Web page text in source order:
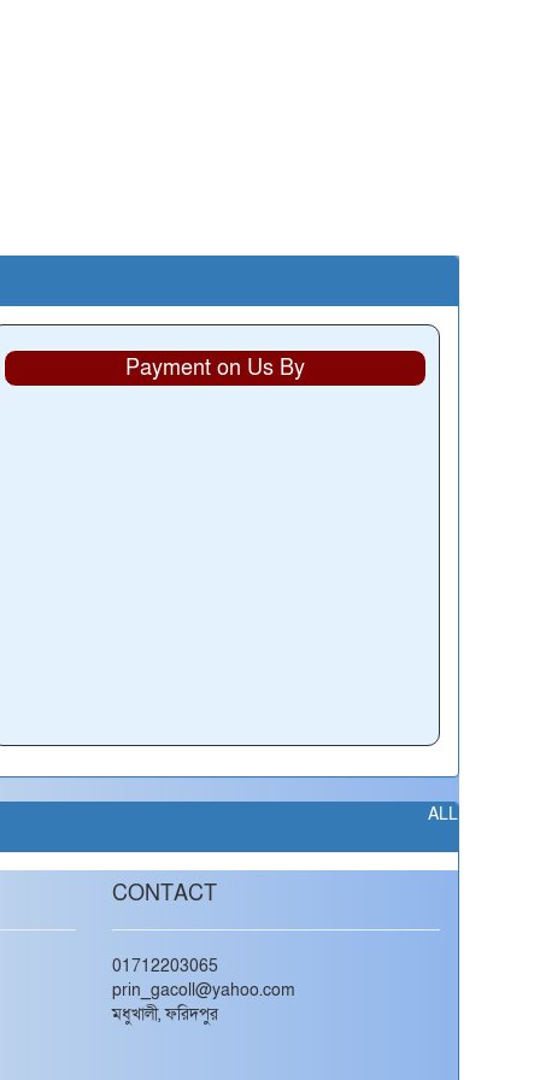
Payment on Us By
ALL
CONTACT
01712203065
prin_gacoll@yahoo.com
মধুখালী, ফরিদপুর